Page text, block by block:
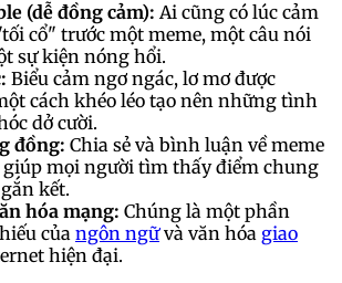
(dễ đồng cảm): Ai cũng có lúc cảm
cổ" trước một meme, một câu nói
sự kiện nóng hổi.
Biểu cảm ngơ ngác, lơ mơ được
cách khéo léo tạo nên những tình
dở cười.
đồng: Chia sẻ và bình luận về meme
giúp mọi người tìm thấy điểm chung
kết.
hóa mạng: Chúng là một phần
của ngôn ngữvà văn hóa giao
hiện đại.